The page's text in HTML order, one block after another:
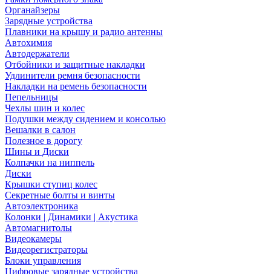
Органайзеры
Зарядные устройства
Плавники на крышу и радио антенны
Автохимия
Автодержатели
Отбойники и защитные накладки
Удлинители ремня безопасности
Накладки на ремень безопасности
Пепельницы
Чехлы шин и колес
Подушки между сидением и консолью
Вешалки в салон
Полезное в дорогу
Шины и Диски
Колпачки на ниппель
Диски
Крышки ступиц колес
Секретные болты и винты
Автоэлектроника
Колонки | Динамики | Акустика
Автомагнитолы
Видеокамеры
Видеорегистраторы
Блоки управления
Цифровые зарядные устройства